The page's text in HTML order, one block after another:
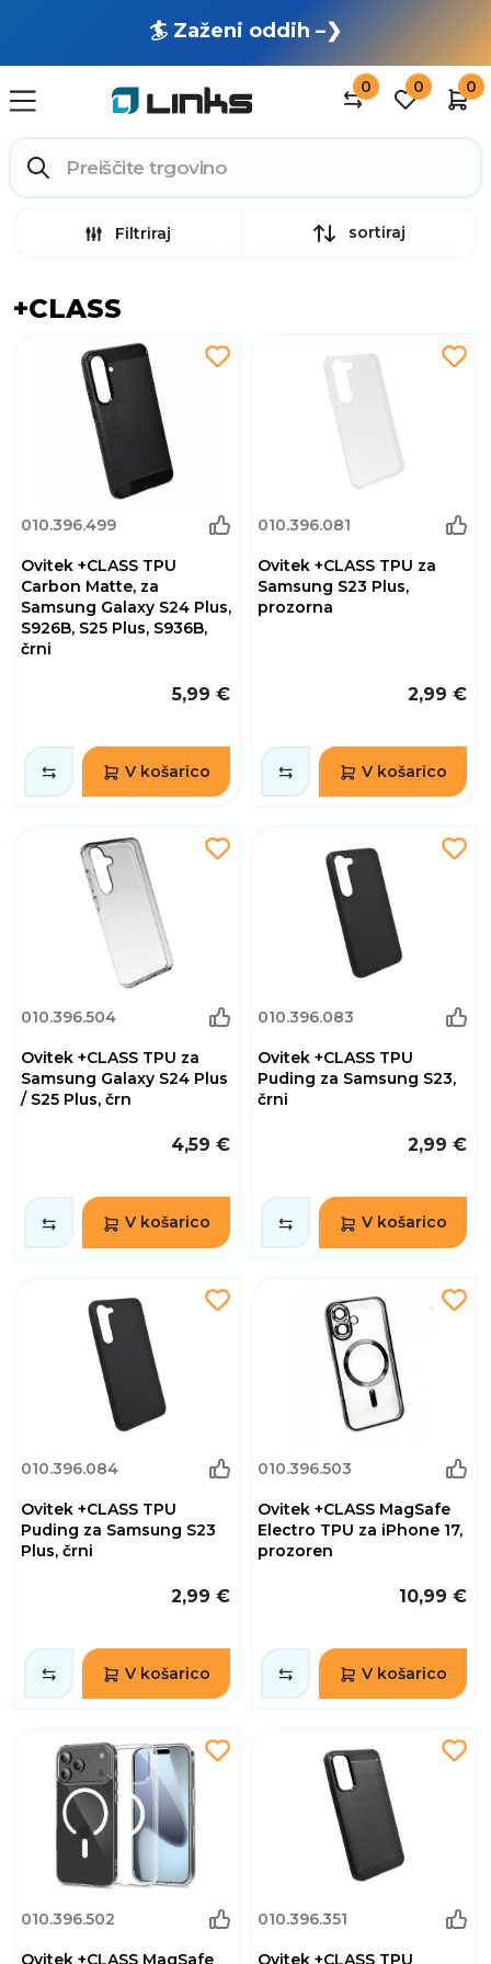
🏄 Zaženi oddih –❯
0 0 0
Filtriraj sortiraj
+CLASS
010.396.499
Ovitek +CLASS TPU
Carbon Matte, za
Samsung Galaxy S24 Plus,
S926B, S25 Plus, S936B,
črni
5,99 €
V košarico
010.396.081
Ovitek +CLASS TPU za
Samsung S23 Plus,
prozorna
2,99 €
V košarico
010.396.504
Ovitek +CLASS TPU za
Samsung Galaxy S24 Plus
/ S25 Plus, črn
4,59 €
V košarico
010.396.083
Ovitek +CLASS TPU
Puding za Samsung S23,
črni
2,99 €
V košarico
010.396.084
Ovitek +CLASS TPU
Puding za Samsung S23
Plus, črni
2,99 €
V košarico
010.396.503
Ovitek +CLASS MagSafe
Electro TPU za iPhone 17,
prozoren
10,99 €
V košarico
010.396.502
Ovitek +CLASS MagSafe
010.396.351
Ovitek +CLASS TPU